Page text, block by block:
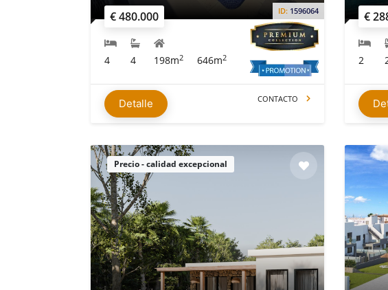
€ 480.000 ID: 1596064
4 4 198m2 646m2
Detalle CONTACTO
€
2
Precio - calidad excepcional